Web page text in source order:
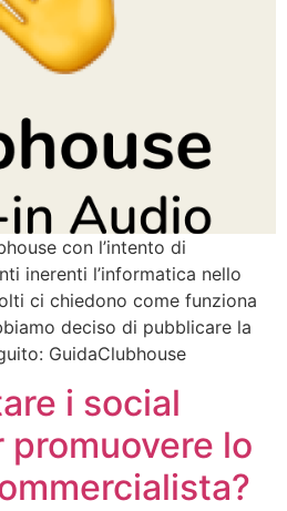
con l’intento di
inerenti l’informatica nello
ci chiedono come funziona
deciso di pubblicare la
GuidaClubhouse
i social
lo